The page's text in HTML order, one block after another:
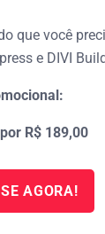
que você
e DIVI
R$ 189,00
AGORA!